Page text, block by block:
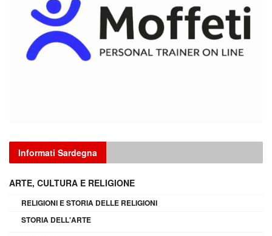
Informati Sardegna
ARTE, CULTURA E RELIGIONE
RELIGIONI E STORIA DELLE RELIGIONI
STORIA DELL'ARTE